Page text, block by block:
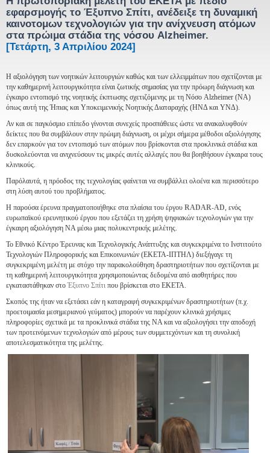
εφαρσμογής το Έξυπνο Σπίτι, ανέδειξε τη δυναμική
καινοτομων τεχνολογιών για την ανίχνευση ατόμων
στα πρώιμα στάδια της νόσου Alzheimer.
[Τετάρτη, 3 Απριλίου 2024]
Η αξιολόγηση των νοητικών λειτουργιών καθώς και των ελλειμμάτων που σχετίζονται με
την καθημερινή λειτουργικότητα είναι ζωτικής σημασίας για την πρόωρη διάγνωση και
έγκαιρο εντοπισμό της νοητικής έκπτωσης σχετιζόμενης με τη Νόσο Alzheimer (NA)
όπως αυτή της Ήπιας και Υποκειμενικής Νοητικής Διαταραχής (ΗΝΔ και ΥΝΔ).
Αν και σε παγκόσμιο επίπεδο γίνονται συνεχείς προσπάθειες ώστε να ανακαλυφθούν
δείκτες που θα συμβάλουν στην πρώιμη διάγνωση, οι μέχρι σήμερα μέθοδοι αξιολόγησης
δεν επαρκούν για τον εντοπισμό των ατόμων που βρίσκονται στα προκλινικά στάδια και
δυσκολεύονται να ανιχνεύσουν τις μικρές αυτές αλλαγές που θα βοηθήσουν έγκαιρα τους
κλινικούς.
Παρόλαυτά, η πρόοδος της τεχνολογίας φαίνεται να συμβάλλει ολοένα και περισσότερο
στη λύση αυτού του προβλήματος.
Η παρούσα έρευνα πραγματοποιήθηκε στα πλαίσια του έργου RADAR-AD, ενός
ευρωπαϊκού ερευνητικού έργου που εξετάζει τη χρήση ψηφιακών τεχνολογιών για την
έγκαιρη αξιολόγηση ΝΑ μέσω μιας πολυκεντρικής μελέτης.
Το Εθνικό Κέντρο Έρευνας και Τεχνολογικής Ανάπτυξης και συγκεκριμένα το Ινστιτούτο
Τεχνολογιών Πληροφορικής και Επικοινωνιών (ΕΚΕΤΑ-ΙΠΤΗΛ) διεξήγαγε τη
συγκεκριμένη μελέτη με στόχο την παρακολούθηση δραστηριοτήτων που σχετίζονται με
τη καθημερινή λειτουργικότητα χρησιμοποιώντας δεδομένα από αισθητήρες που
εγκαταστάθηκαν στοΈξυπνο Σπίτι που βρίσκεται στο ΕΚΕΤΑ.
Σκοπός της ήταν να εξετάσει εάν η καταγραφή συγκεκριμένων δραστηριοτήτων (π.χ.
προετοιμασία μεσημεριανού γεύματος) μπορούν να παρέχουν κλινικά χρήσιμες
πληροφορίες σχετικά με τα προκλινικά στάδια της ΝΑ και να αξιολογήσει την αποδοχή
των προτεινόμενων τεχνολογιών από μέρους των συμμετεχόντων και τη συνολική
αποτελεσματικότητα της μελέτης.